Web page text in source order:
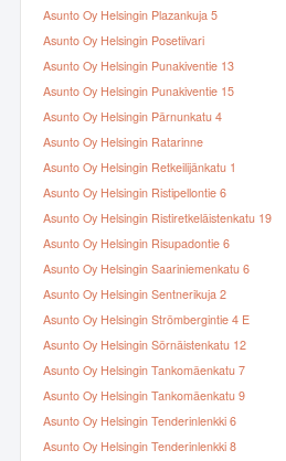
Asunto Oy Helsingin Plazankuja 5
Asunto Oy Helsingin Posetiivari
Asunto Oy Helsingin Punakiventie 13
Asunto Oy Helsingin Punakiventie 15
Asunto Oy Helsingin Pärnunkatu 4
Asunto Oy Helsingin Ratarinne
Asunto Oy Helsingin Retkeilijänkatu 1
Asunto Oy Helsingin Ristipellontie 6
Asunto Oy Helsingin Ristiretkeläistenkatu 19
Asunto Oy Helsingin Risupadontie 6
Asunto Oy Helsingin Saariniemenkatu 6
Asunto Oy Helsingin Sentnerikuja 2
Asunto Oy Helsingin Strömbergintie 4 E
Asunto Oy Helsingin Sörnäistenkatu 12
Asunto Oy Helsingin Tankomäenkatu 7
Asunto Oy Helsingin Tankomäenkatu 9
Asunto Oy Helsingin Tenderinlenkki 6
Asunto Oy Helsingin Tenderinlenkki 8